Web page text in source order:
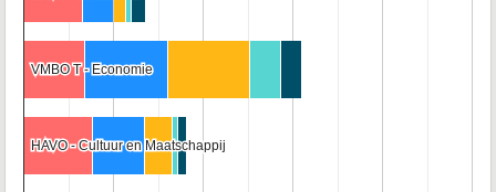
VMBO T - Economie
VMBO T - Economie
HAVO - Cultuur en Maatschappij
HAVO - Cultuur en Maatschappij